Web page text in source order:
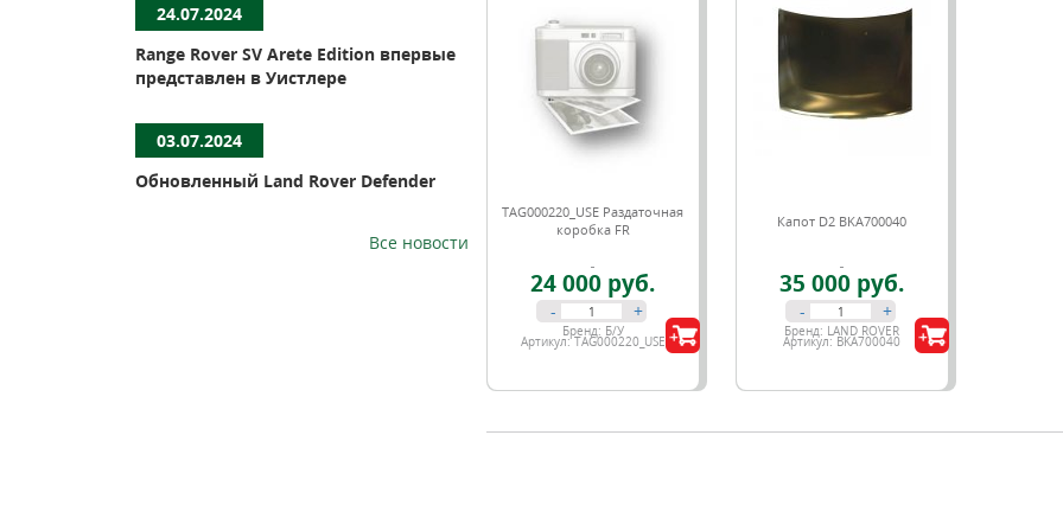
24.07.2024
Range Rover SV Arete Edition впервые
представлен в Уистлере
03.07.2024
Обновленный Land Rover Defender
Все новости
TAG000220_USE Раздаточная
коробка FR
24 000 руб.
- +
Бренд: Б/У
Артикул:TAG000220_USE
Капот D2 BKA700040
35 000 руб.
- +
Бренд: LAND ROVER
Артикул: BKA700040